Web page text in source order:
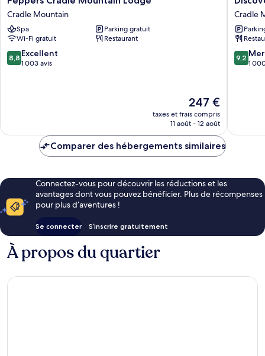
Cradle
Mountain
Lodge
Cradle
Mountain
Cradle Mountain
Spa
Parking gratuit
Wi-Fi gratuit
Restaurant
8.8
sur
8,8 Excellent
1 003 avis
Le
nouveau
prix
de
247 €
taxes et frais compris
11 août - 12 août
Resorts
–
Cradle
Cradle
Cradle
9.2
sur
9,2
1
Comparer des hébergements similaires
Connectez-vous pour découvrir les réductions et les
avantages dont vous pouvez bénéficier. Plus de récompenses
pour plus d’aventures !
Se connecter S’inscrire gratuitement
À propos du quartier